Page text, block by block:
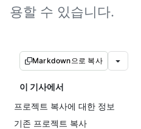
용할 수 있습니다.
Markdown으로 복사
이 기사에서
프로젝트 복사에 대한 정보
기존 프로젝트 복사